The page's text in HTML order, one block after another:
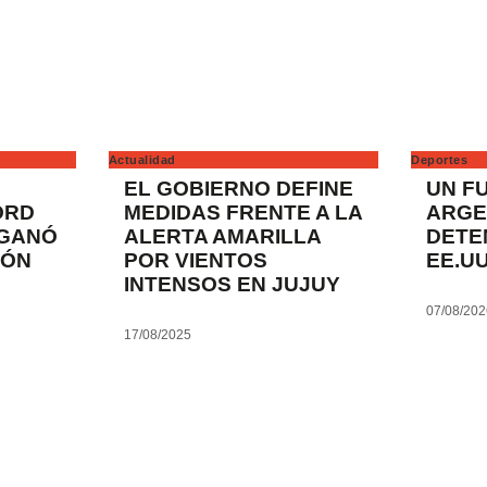
Actualidad
EL GOBIERNO DEFINE
MEDIDAS FRENTE A LA
ALERTA AMARILLA
POR VIENTOS
INTENSOS EN JUJUY
17/08/2025
Deportes
UN
07/08/